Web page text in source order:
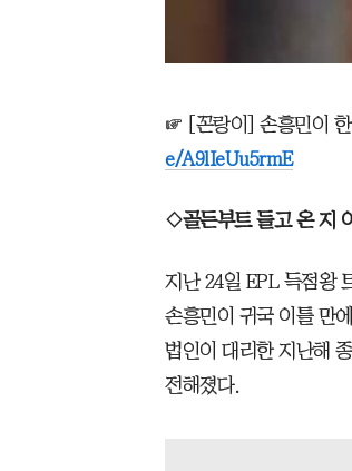
☞ [꼰랑이] 손흥민이
e/A9lIeUu5rmE
◇골든부트 들고 온 지
지난 24일 EPL 득점왕
손흥민이 귀국 이틀 만
법인이 대리한 지난해
전해졌다.